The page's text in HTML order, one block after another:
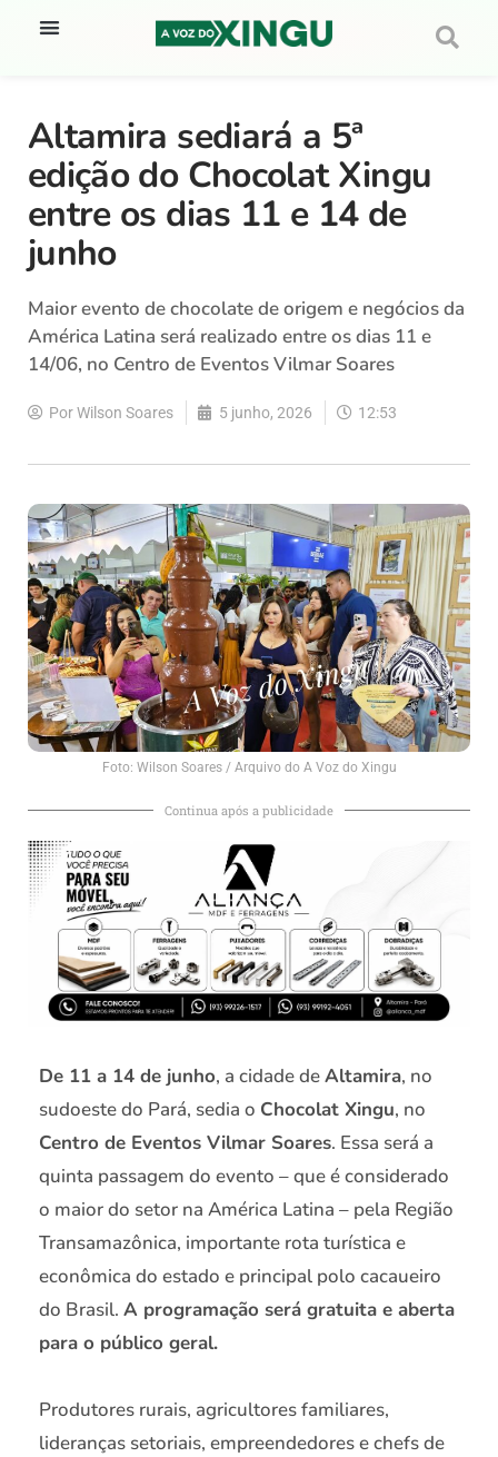
Altamira sediará a 5ª
edição do Chocolat Xingu
entre os dias 11 e 14 de
junho
Maior evento de chocolate de origem e negócios da
América Latina será realizado entre os dias 11 e
14/06, no Centro de Eventos Vilmar Soares
PorWilson Soares 5 junho, 2026 12:53
Foto: Wilson Soares / Arquivo do A Voz do Xingu
Continua após a publicidade
De 11 a 14 de junho, a cidade deAltamira, no
sudoeste do Pará, sedia o Chocolat Xingu, no
Centro de Eventos Vilmar Soares. Essa será a
quinta passagem do evento – que é considerado
o maior do setor na América Latina – pela Região
Transamazônica, importante rota turística e
econômica do estado e principal polo cacaueiro
do Brasil. A programação será gratuita e aberta
para o público geral.
Produtores rurais, agricultores familiares,
lideranças setoriais, empreendedores e chefs de